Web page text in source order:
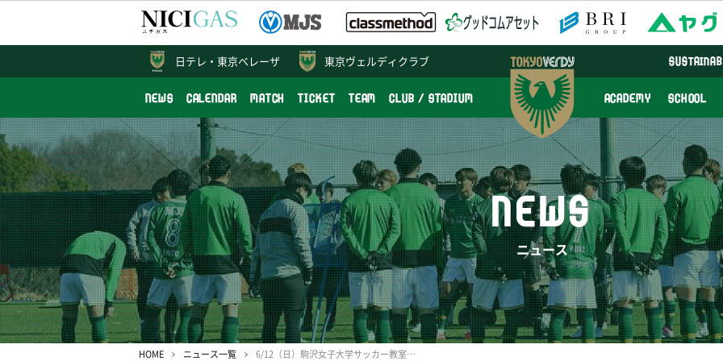
東京ヴェルディクラブ
NEWS CALENDAR MATCH TICKET TEAM CLUB / STADIUM ACADEMY SCHOOL
日テレ・ 東京ベレーザ
NEWS
ニュース
HOME ニュース一覧 6/12（日）駒沢女子大学サッカー教室開催および参加者募集のお知らせ